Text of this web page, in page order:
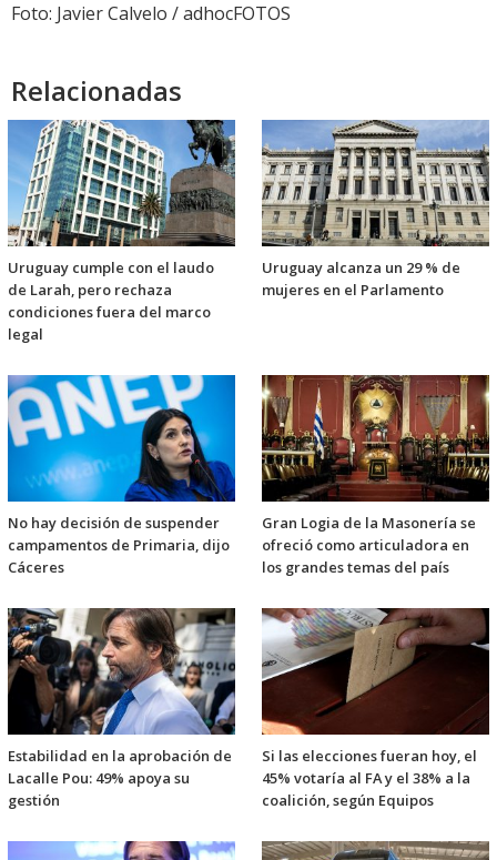
Foto: Javier Calvelo / adhocFOTOS
Relacionadas
Uruguay cumple con el laudo
de Larah, pero rechaza
condiciones fuera del marco
legal
Uruguay alcanza un 29 % de
mujeres en el Parlamento
No hay decisión de suspender
campamentos de Primaria, dijo
Cáceres
Gran Logia de la Masonería se
ofreció como articuladora en
los grandes temas del país
Estabilidad en la aprobación de
Lacalle Pou: 49% apoya su
gestión
Si las elecciones fueran hoy, el
45% votaría al FA y el 38% a la
coalición, según Equipos